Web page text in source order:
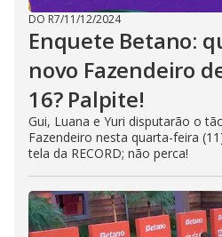
DO R7/11/12/2024
Enquete Betano:
novo Fazendeiro
16? Palpite!
Gui, Luana e Yuri disputarão o
Fazendeiro nesta quarta-feira
tela da RECORD; não perca!